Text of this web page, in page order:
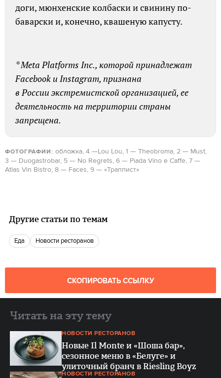
доги, мюнхенские колбаски и свинину по-
баварски и, конечно, квашеную капусту.
* Meta Platforms Inc., которой принадлежат
Facebook и Instagram, признана
в России экстремистской организацией, ее
деятельность на территории страны
запрещена.
ФОТОГРАФИИ: обложка, 4 —Lou Lou, 1 — Theobroma, 2 — Must,
3 — Duogastrobar, 5 — No Regrets, 6 — Piada Vino e Caffe, 7 —
Atlas Vin Bistro, 8 — Faces, 9 — «Траппист»
Другие статьи по темам
еда новости ресторанов
СКОПИРОВАТЬ ССЫЛКУ
Читать на эту тему
НОВОСТИ РЕСТОРАНОВ
Новые Il Monte и «Шоша бар»,
сезонное меню в «Белуге» и
улиточный бранч в Riesling Boyz
НОВОСТИ РЕСТОРАНОВ